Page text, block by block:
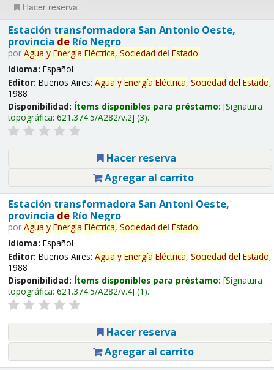
Hacer reserva
Estación transformadora San Antonio Oeste,
provincia deRío Negro
por Agua y Energía Eléctrica, Sociedad del Estado.
Idioma: Español
Editor: Buenos Aires: Agua y Energía Eléctrica, Sociedad del Estado,
1988
Disponibilidad: Ítems disponibles para préstamo: Signatura
topográfica: 621.374.5/A282/v.2 (3).
Hacer reserva
Agregar al carrito
Estación transformadora San Antoni Oeste,
provincia deRío Negro
por Agua y Energía Eléctrica, Sociedad del Estado.
Idioma: Español
Editor: Buenos Aires: Agua y Energía Eléctrica, Sociedad del Estado,
1988
Disponibilidad: Ítems disponibles para préstamo: Signatura
topográfica: 621.374.5/A282/v.4 (1).
Hacer reserva
Agregar al carrito